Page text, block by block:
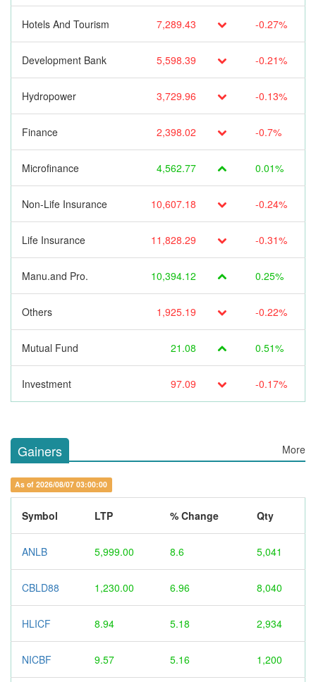
Hotels And Tourism 7,289.43 -0.27%
Development Bank 5,598.39 -0.21%
Hydropower 3,729.96 -0.13%
Finance 2,398.02 -0.7%
Microfinance 4,562.77 0.01%
Non-Life Insurance 10,607.18 -0.24%
Life Insurance 11,828.29 -0.31%
Manu.and Pro. 10,394.12 0.25%
Others 1,925.19 -0.22%
Mutual Fund 21.08 0.51%
Investment 97.09 -0.17%
Gainers More
As of 2026/08/07 03:00:00
Symbol LTP % Change Qty
ANLB 5,999.00 8.6 5,041
CBLD88 1,230.00 6.96 8,040
HLICF 8.94 5.18 2,934
NICBF 9.57 5.16 1,200